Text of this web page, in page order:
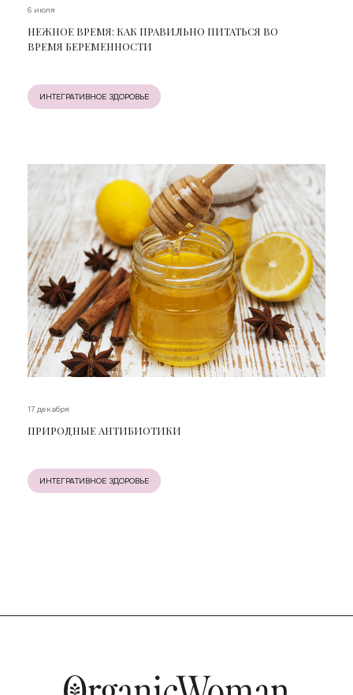
6 июля
НЕЖНОЕ ВРЕМЯ: КАК ПРАВИЛЬНО ПИТАТЬСЯ ВО
ВРЕМЯ БЕРЕМЕННОСТИ
ИНТЕГРАТИВНОЕ ЗДОРОВЬЕ
17 декабря
ПРИРОДНЫЕ АНТИБИОТИКИ
ИНТЕГРАТИВНОЕ ЗДОРОВЬЕ